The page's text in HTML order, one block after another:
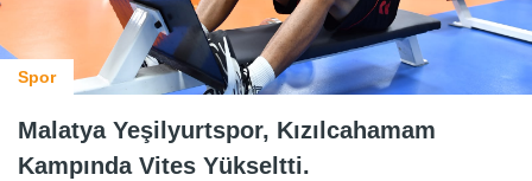
Spor
Malatya Yeşilyurtspor, Kızılcahamam
Kampında Vites Yükseltti.